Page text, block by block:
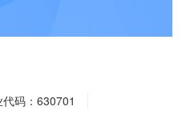
码：630701